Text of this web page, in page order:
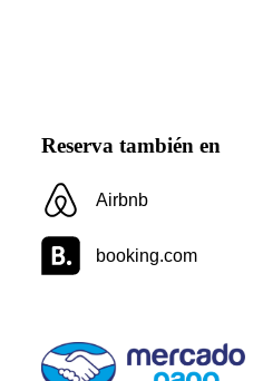
Reserva también en
Airbnb
booking.com